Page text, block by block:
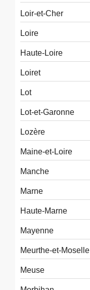
Loir-et-Cher
Loire
Haute-Loire
Loiret
Lot
Lot-et-Garonne
Lozère
Maine-et-Loire
Manche
Marne
Haute-Marne
Mayenne
Meurthe-et-Moselle
Meuse